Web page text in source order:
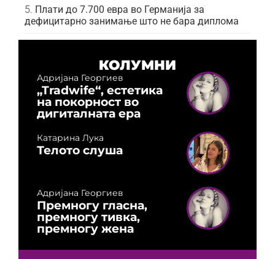
Плати до 7.700 евра во Германија за
дефицитарно занимање што не бара диплома
КОЛУМНИ
Адријана Георгиев
„Tradwife“, естетика
на покорност во
дигиталната ера
Катарина Лука
Телото слуша
Адријана Георгиев
Премногу гласна,
премногу тивка,
премногу жена